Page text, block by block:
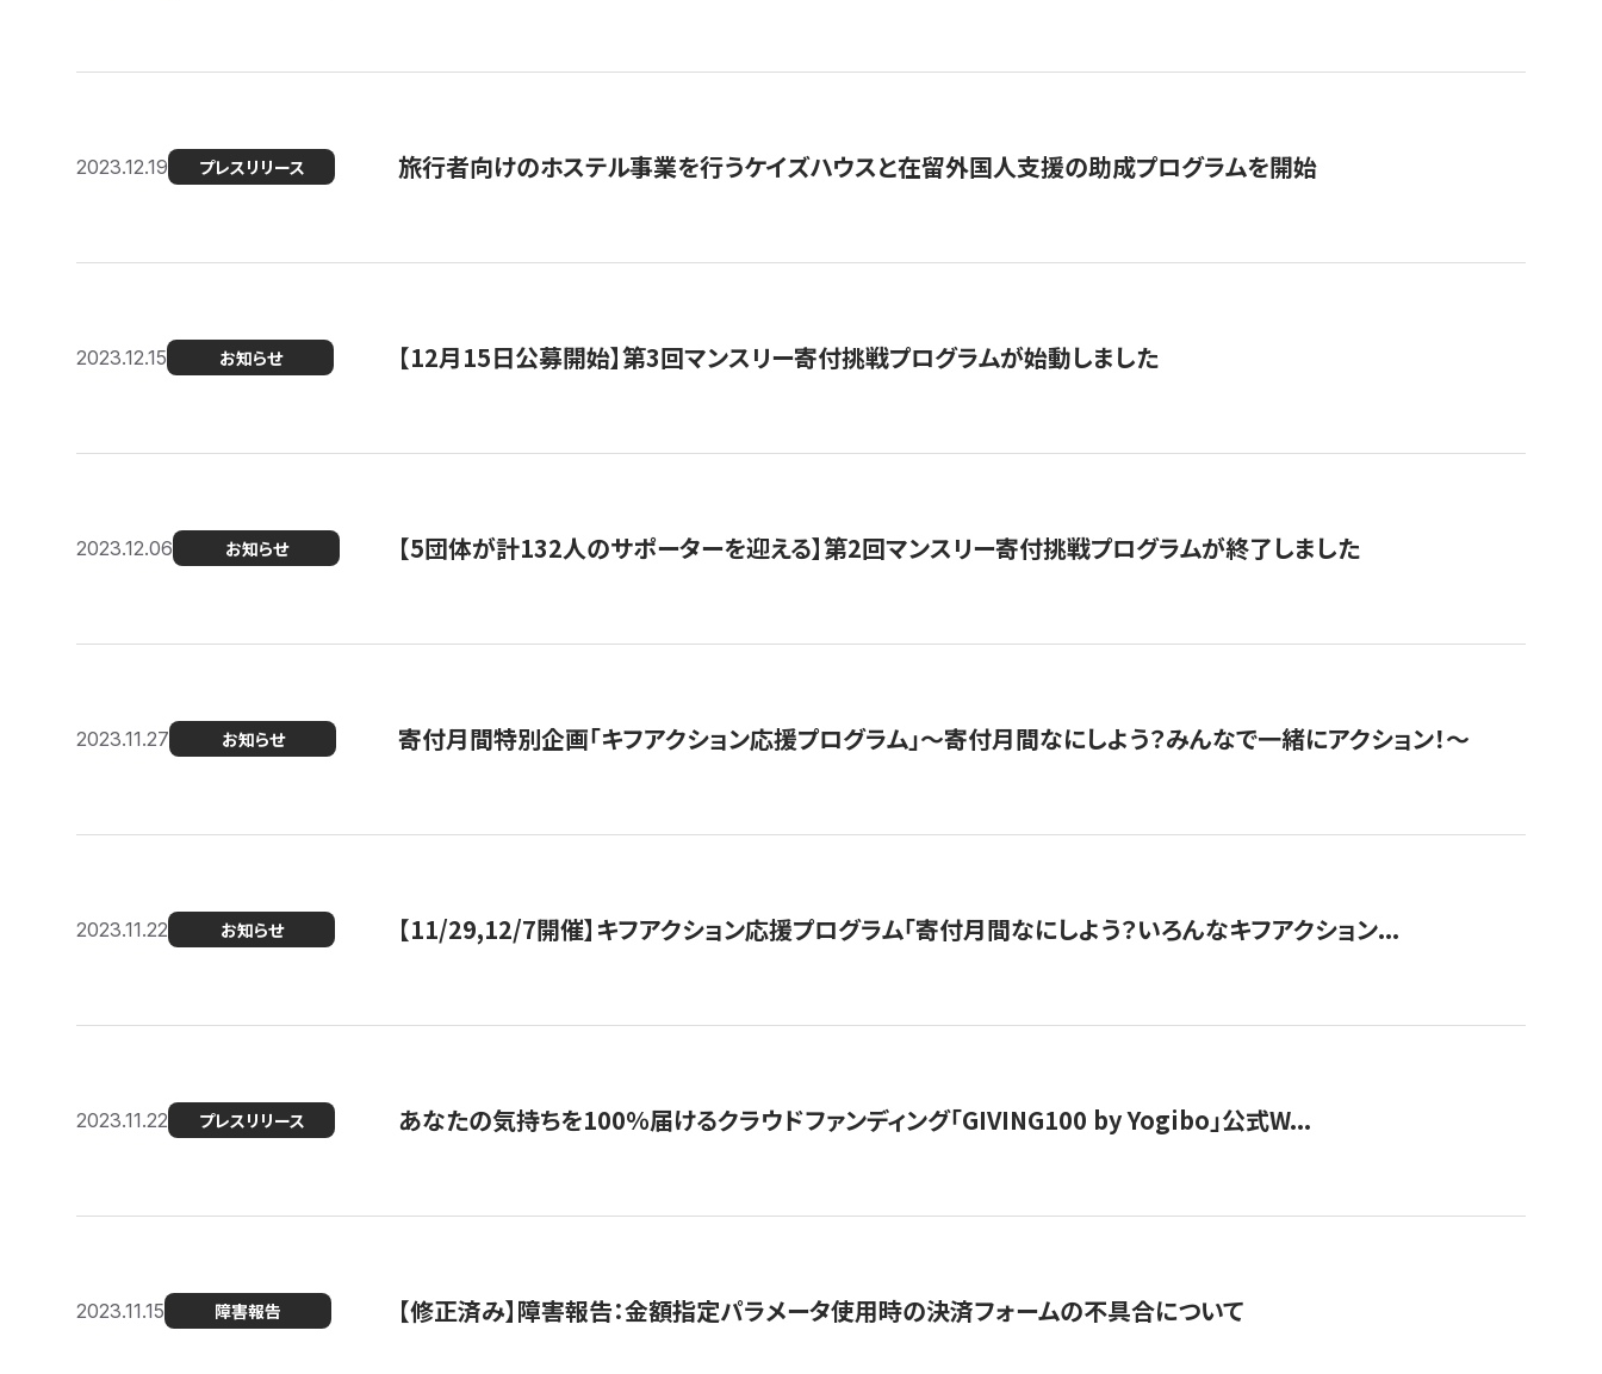
2023.12.19 プレスリリース 旅行者向けのホステル事業を行うケイズハウスと在留外国人支援の助成プログラムを開始
2023.12.15 お知らせ 【12月15日公募開始】第3回マンスリー寄付挑戦プログラムが始動しました
2023.12.06 お知らせ 【5団体が計132人のサポーターを迎える】第2回マンスリー寄付挑戦プログラムが終了しました
2023.11.27 お知らせ 寄付月間特別企画「キフアクション応援プログラム」〜寄付月間なにしよう？みんなで一緒にアクション！〜
2023.11.22 お知らせ 【11/29,12/7開催】キフアクション応援プログラム「寄付月間なにしよう？いろんなキフアクション...
2023.11.22 プレスリリース あなたの気持ちを100％届けるクラウドファンディング「GIVING100 by Yogibo」公式W...
2023.11.15 障害報告 【修正済み】障害報告：金額指定パラメータ使用時の決済フォームの不具合について